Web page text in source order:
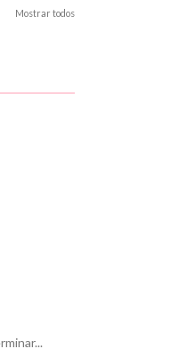
Mostrar todos